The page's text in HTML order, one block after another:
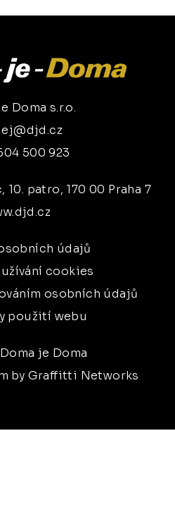
Doma s.r.o.
500 923
10. patro, 170 00 Praha 7
údajů
cookies
osobních údajů
použití webu
je Doma
by Graffitti Networks